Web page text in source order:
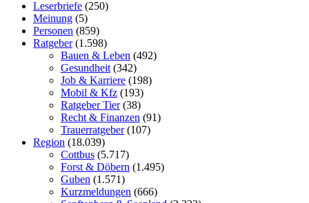
Leserbriefe (250)
Meinung (5)
Personen (859)
Ratgeber(1.598)
Bauen & Leben (492)
Gesundheit (342)
Job & Karriere (198)
Mobil & Kfz (193)
Ratgeber Tier(38)
Recht & Finanzen (91)
Trauerratgeber(107)
Region (18.039)
Cottbus (5.717)
Forst & Döbern (1.495)
Guben (1.571)
Kurzmeldungen (666)